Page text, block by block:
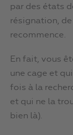
par des états
résignation,
recommence.
En fait, vous
une cage et
fois à la
et qui ne la
bien là).